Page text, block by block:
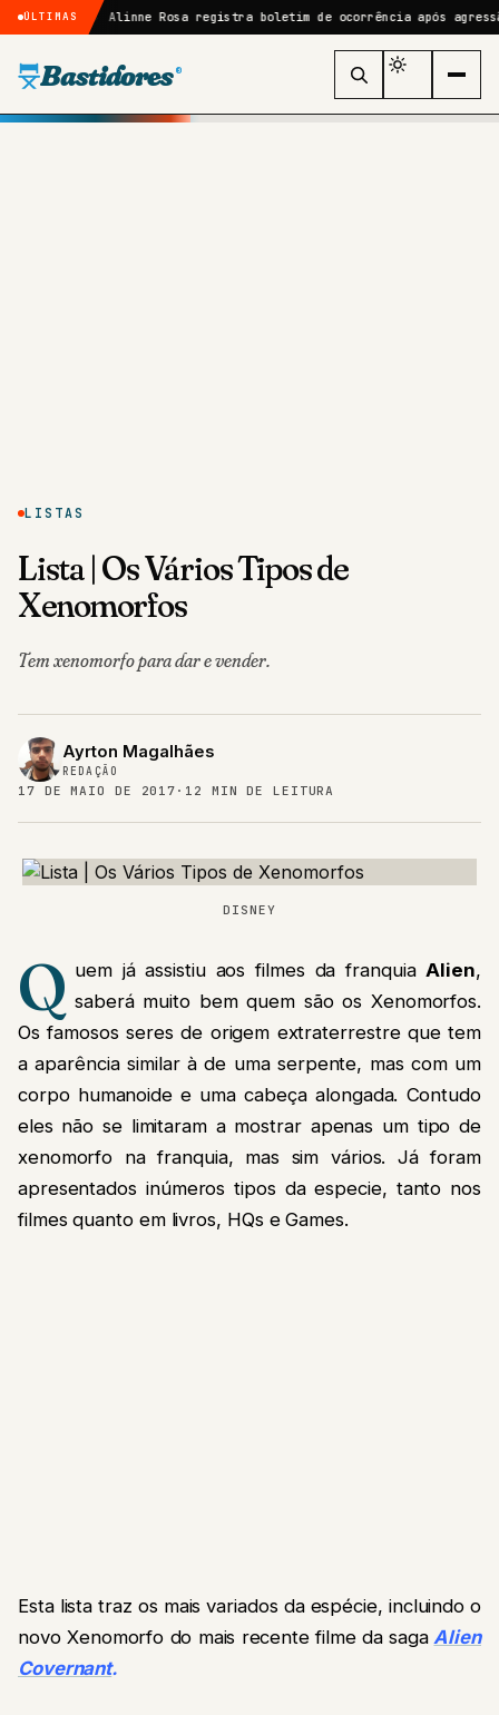
ÚLTIMAS
Alinne Rosa registra boletim de ocorrência após agressão no
Bastidores ®
LISTAS
Lista | Os Vários Tipos de
Xenomorfos
Tem xenomorfo para dar e vender.
Ayrton Magalhães
REDAÇÃO
17 DE MAIO DE 2017 · 12 MIN DE LEITURA
DISNEY
Q uem já assistiu aos filmes da franquiaAlien,
saberá muito bem quem são os Xenomorfos.
Os famosos seres de origem extraterrestre que tem
a aparência similar à de uma serpente, mas com um
corpo humanoide e uma cabeça alongada. Contudo
eles não se limitaram a mostrar apenas um tipo de
xenomorfo na franquia, mas sim vários. Já foram
apresentados inúmeros tipos da especie, tanto nos
filmes quanto em livros, HQs e Games.
Esta lista traz os mais variados da espécie, incluindo o
novo Xenomorfo do mais recente filme da saga Alien
Covernant.